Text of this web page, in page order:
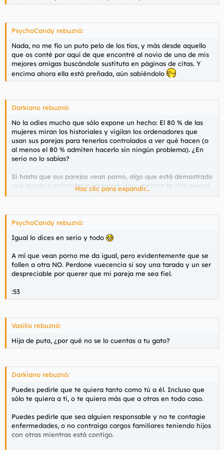
PsychoCandy rebuznó:
Nada, no me fío un puto pelo de los tíos, y más desde aquello
que os conté por aquí de que encontré al novio de una de mis
mejores amigas buscándole sustituta en páginas de citas. Y
encima ahora ella está preñada, aún sabiéndolo
Darkiano rebuznó:
No la odies mucho que sólo expone un hecho: El 80 % de las
mujeres miran los historiales y vigilan los ordenadores que
usan sus parejas para tenerlos controlados a ver qué hacen (o
al menos el 80 % admiten hacerlo sin ningún problema). ¿En
serio no lo sabías?
Si hasta que sus parejas vean porno, algo que está demostrado
que ayuda a estimular la imaginación y mejorar la vida sexual
de la pareja, lo consideran ellas algo deplorable, asqueroso,
momento es de ser un hijo de puta y un cabrón.
Lo contrario sería que no lo hicieran. Y el problema no es que
problema es otro mucho más profundo.
Que miren si un tío es buena pareja o no según se sienta
atraido, tenga deseos, o incluso quede para follar con otras
mujeres, es lamentable. Idem para los tios que vigilan a sus
novias y esposas, claro.
Hay hombres completamente asexuales que no valen una
mierda como pareja (Tools tenía razón, tambíen hay maridos
hombres que ven porno, fantasean con follarse a otras e
incluso quedan y follan, y como pareja no tienen nada
Pero no me voy a preocupar en explicarte el porqué, ni el
porqué el que no te fies un pelo de los tíos es un problema
Haz clic para expandir...
PsychoCandy rebuznó:
Igual lo dices en serio y todo
A mí que vean porno me da igual, pero evidentemente que se
follen a otra NO. Perdone vuecencia si soy una tarada y un ser
despreciable por querer que mi pareja me sea fiel.
:53
Vasilio rebuznó:
Hija de puta, ¿por qué no se lo cuentas a tu gato?
Darkiano rebuznó:
Puedes pedirle que te quiera tanto como tú a él. Incluso que
sólo te quiera a ti, o te quiera más que a otras en todo caso.
Puedes pedirle que sea alguien responsable y no te contagie
enfermedades, o no contraiga cargos familiares teniendo hijos
con otras mientras está contigo.